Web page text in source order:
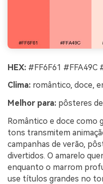
HEX: #FF6F61 #FFA49C
Clima: romântico, doce,
Melhor para: pôsteres
Romântico e doce como
tons transmitem
campanhas de verão,
divertidos. O amarelo
enquanto o marrom
use títulos grandes no